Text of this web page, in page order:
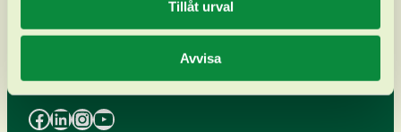
Tillåt urval
Avvisa
kontakt.ostra@coop.se
Fler kontaktuppgifter
Följ oss på
Facebook LinkedIn InstagramYouTube